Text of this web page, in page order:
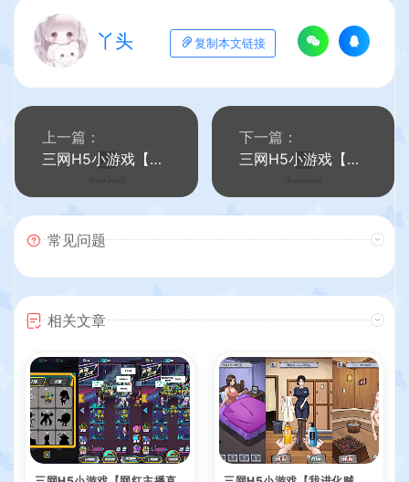
丫头 复制本文链接
上一篇：
三网H5小游戏【英雄大战外星人】最新整理WIN系服务端+Linux手工服务端+详细搭建教程
下一篇：
三网H5小游戏【突击对决】最新整理WIN系服务端+Linux手工服务端+详细搭建教程
常见问题
相关文章